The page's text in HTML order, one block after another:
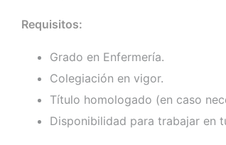
Requisitos:
Grado en Enfermería.
Colegiación en vigor.
Título homologado (en caso
Disponibilidad para trabajar en